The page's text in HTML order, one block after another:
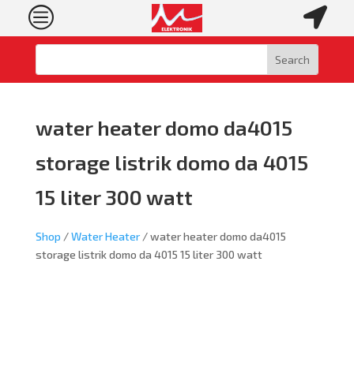
c 
water heater domo da4015
storage listrik domo da 4015
15 liter 300 watt
Shop /Water Heater/ water heater domo da4015
storage listrik domo da 4015 15 liter 300 watt